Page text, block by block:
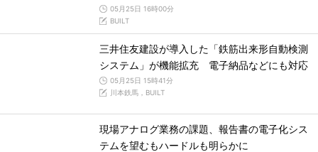
05月25日 16時00分
BUILT
三井住友建設が導入した「鉄筋出来形自動検測
システム」が機能拡充 電子納品などにも対応
05月25日 15時41分
川本鉄馬，BUILT
現場アナログ業務の課題、報告書の電子化シス
テムを望むもハードルも明らかに